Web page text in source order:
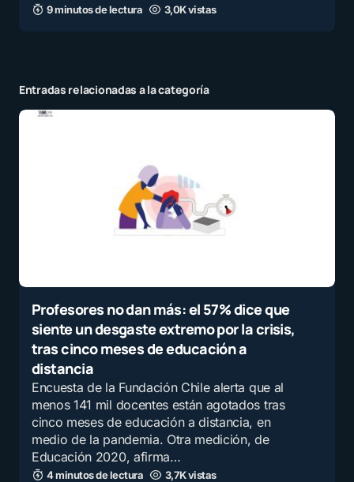
9 minutos de lectura 3,0K vistas
Entradas relacionadas a la categoría
Profesores no dan más: el 57% dice que
siente un desgaste extremo por la crisis,
tras cinco meses de educación a
distancia
Encuesta de la Fundación Chile alerta que al
menos 141 mil docentes están agotados tras
cinco meses de educación a distancia, en
medio de la pandemia. Otra medición, de
Educación 2020, afirma…
4 minutos de lectura 3,7K vistas